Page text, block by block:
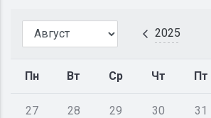
2025
Пн Вт Ср Чт Пт
27 28 29 30 31